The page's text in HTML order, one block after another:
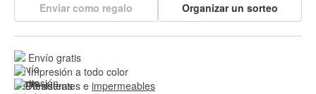
Enviar como regalo Organizar un sorteo
Envío gratis
Impresión a todo color
Resistentes e impermeables